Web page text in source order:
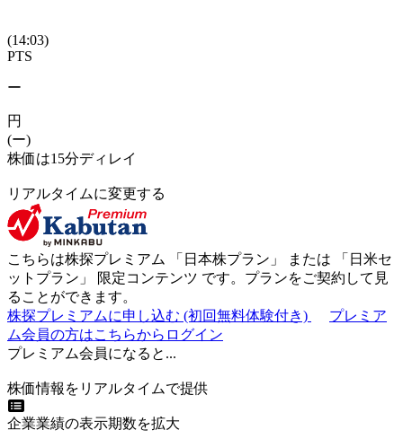
(14:03)
PTS
ー
円
(ー)
株価は15分ディレイ
リアルタイムに変更する
こちらは株探プレミアム 「 日本株プラン 」 または 「 日米セ
ットプラン 」 限定コンテンツ です。プランをご契約して見
ることができます。
株探プレミアムに申し込む (初回無料体験付き)
プレミア
ム会員の方はこちらからログイン
プレミアム会員になると...
株価情報をリアルタイムで提供
企業業績の表示期数を拡大